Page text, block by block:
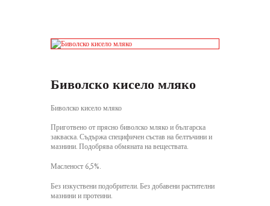
Биволско кисело мляко
Биволско кисело мляко
Приготвено от прясно биволско мляко и българска
закваска. Съдържа специфичен състав на белтъчини и
мазнини. Подобрява обмяната на веществата.
Масленост 6,5%.
Без изкуствени подобрители. Без добавени растителни
мазнини и протеини.